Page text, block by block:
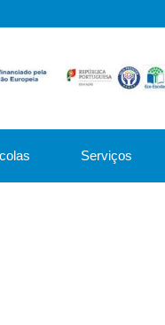
Serviços